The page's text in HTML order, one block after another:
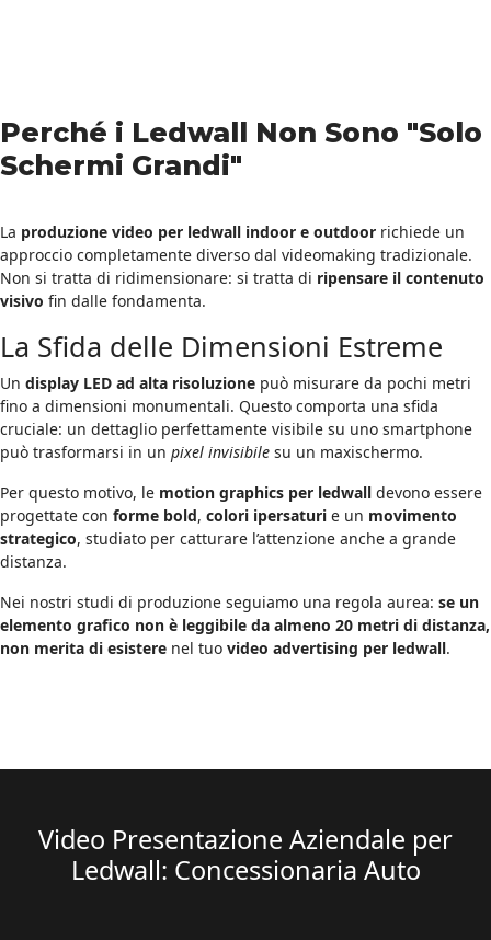
Perché i Ledwall Non Sono "Solo
Schermi Grandi"
La produzione video per ledwall indoor e outdoor richiede un
approccio completamente diverso dal videomaking tradizionale.
Non si tratta di ridimensionare: si tratta di ripensare il contenuto
visivo fin dalle fondamenta.
La Sfida delle Dimensioni Estreme
Un display LED ad alta risoluzione può misurare da pochi metri
fino a dimensioni monumentali. Questo comporta una sfida
cruciale: un dettaglio perfettamente visibile su uno smartphone
può trasformarsi in un pixel invisibile su un maxischermo.
Per questo motivo, le motion graphics per ledwall devono essere
progettate con forme bold, colori ipersaturi e un movimento
strategico, studiato per catturare l’attenzione anche a grande
distanza.
Nei nostri studi di produzione seguiamo una regola aurea: se un
elemento grafico non è leggibile da almeno 20 metri di distanza,
non merita di esistere nel tuo video advertising per ledwall.
Video Presentazione Aziendale per
Ledwall: Concessionaria Auto